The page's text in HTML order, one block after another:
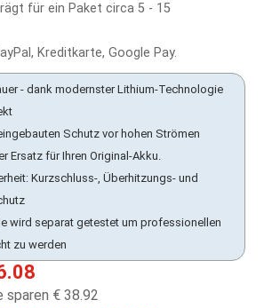
für ein Paket circa 5 - 15
Kreditkarte, Google Pay.
- dank modernster Lithium-Technologie
Schutz vor hohen Strömen
Ersatz für Ihren Original-Akku.
Kurzschluss-, Überhitzungs- und
wird separat getestet um professionellen
zu werden
sparen € 38.92